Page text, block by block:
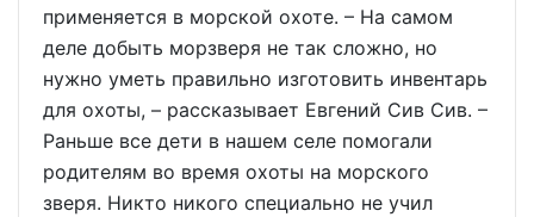
применяется в морской охоте. – На самом
деле добыть морзверя не так сложно, но
нужно уметь правильно изготовить инвентарь
для охоты, – рассказывает Евгений Сив Сив. –
Раньше все дети в нашем селе помогали
родителям во время охоты на морского
зверя. Никто никого специально не учил